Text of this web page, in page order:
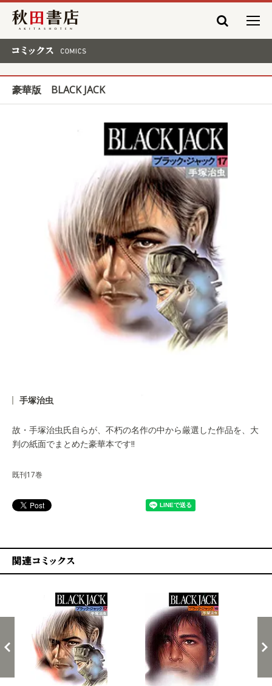
秋田書店
豪華版 BLACK JACK
手塚治虫
故・手塚治虫氏自らが、不朽の名作の中から厳選した作品を、大
判の紙面でまとめた豪華本です!!
既刊17巻